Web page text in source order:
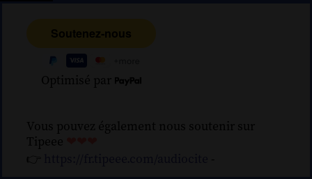
Optimisé par
Vous pouvez également nous soutenir sur
Tipeee
👉
-